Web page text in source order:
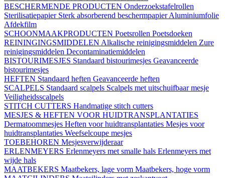
BESCHERMENDE PRODUCTEN Onderzoekstafelrollen
Sterilisatiepapier Sterk absorberend beschermpapierAluminiumfolie
Afdekfilm
SCHOONMAAKPRODUCTEN Poetsrollen Poetsdoeken
REININGINGSMIDDELEN Alkalische reinigingsmiddelen Zure
reinigingsmiddelen Decontaminatiemiddelen
BISTOURIMESJES Standaard bistourimesjes Geavanceerde
bistourimesjes
HEFTEN Standaard heften Geavanceerde heften
SCALPELS Standaard scalpels Scalpels met uitschuifbaar mesje
Veiligheidsscalpels
STITCH CUTTERS Handmatige stitch cutters
MESJES & HEFTEN VOOR HUIDTRANSPLANTATIES
Dermatoommesjes Heften voor huidtransplantaties Mesjes voor
huidtransplantaties Weefselcoupe mesjes
TOEBEHOREN Mesjesverwijderaar
ERLENMEYERS Erlenmeyers met smalle hals Erlenmeyers met
wijde hals
MAATBEKERS Maatbekers, lage vorm Maatbekers, hoge vorm